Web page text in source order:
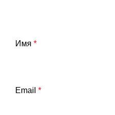
Имя *
Email *